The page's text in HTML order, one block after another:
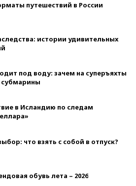
путешествий в России
истории удивительных
под воду: зачем на суперъяхты
субмарины
в Исландию по следам
что взять с собой в отпуск?
обувь лета – 2026